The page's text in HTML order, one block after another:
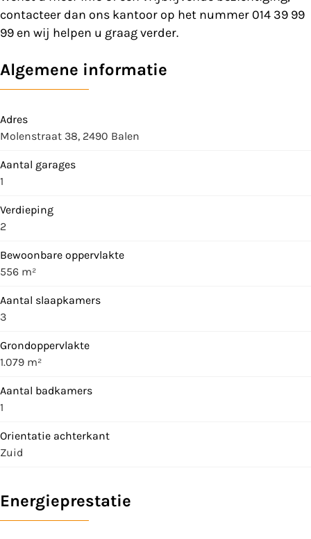
contacteer dan ons kantoor op het nummer 014 39 99
99 en wij helpen u graag verder.
Algemene informatie
Adres
Molenstraat 38, 2490 Balen
Aantal garages
1
Verdieping
2
Bewoonbare oppervlakte
556 m²
Aantal slaapkamers
3
Grondoppervlakte
1.079 m²
Aantal badkamers
1
Orientatie achterkant
Zuid
Energieprestatie